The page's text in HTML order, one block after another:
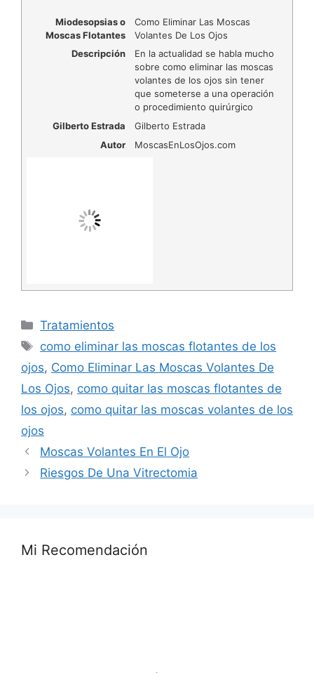
Miodesopsias o
Moscas Flotantes
Como Eliminar Las Moscas
Volantes De Los Ojos
Descripción
En la actualidad se habla mucho
sobre como eliminar las moscas
volantes de los ojos sin tener
que someterse a una operación
o procedimiento quirúrgico
Gilberto Estrada
Gilberto Estrada
Autor
MoscasEnLosOjos.com
Categorías
Tratamientos
Etiquetas
como eliminar las moscas flotantes de los
ojos, Como Eliminar Las Moscas Volantes De
Los Ojos, como quitar las moscas flotantes de
los ojos, como quitar las moscas volantes de los
ojos
Moscas Volantes En El Ojo
Riesgos De Una Vitrectomia
Mi Recomendación